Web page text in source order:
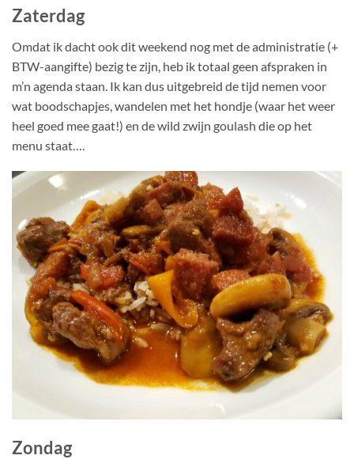
Zaterdag
Omdat ik dacht ook dit weekend nog met de administratie (+
BTW-aangifte) bezig te zijn, heb ik totaal geen afspraken in
m’n agenda staan. Ik kan dus uitgebreid de tijd nemen voor
wat boodschapjes, wandelen met het hondje (waar het weer
heel goed mee gaat!) en de wild zwijn goulash die op het
menu staat….
Zondag